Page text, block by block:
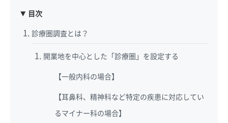
目次
診療圏調査とは？
開業地を中心とした「診療圏」を設定する
【一般内科の場合】
【耳鼻科、精神科など特定の疾患に対応してい
るマイナー科の場合】